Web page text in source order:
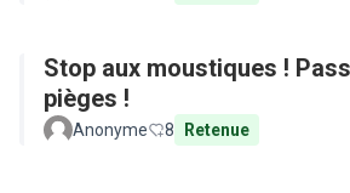
Stop aux moustiques !
pièges !
Anonyme 8 Retenue